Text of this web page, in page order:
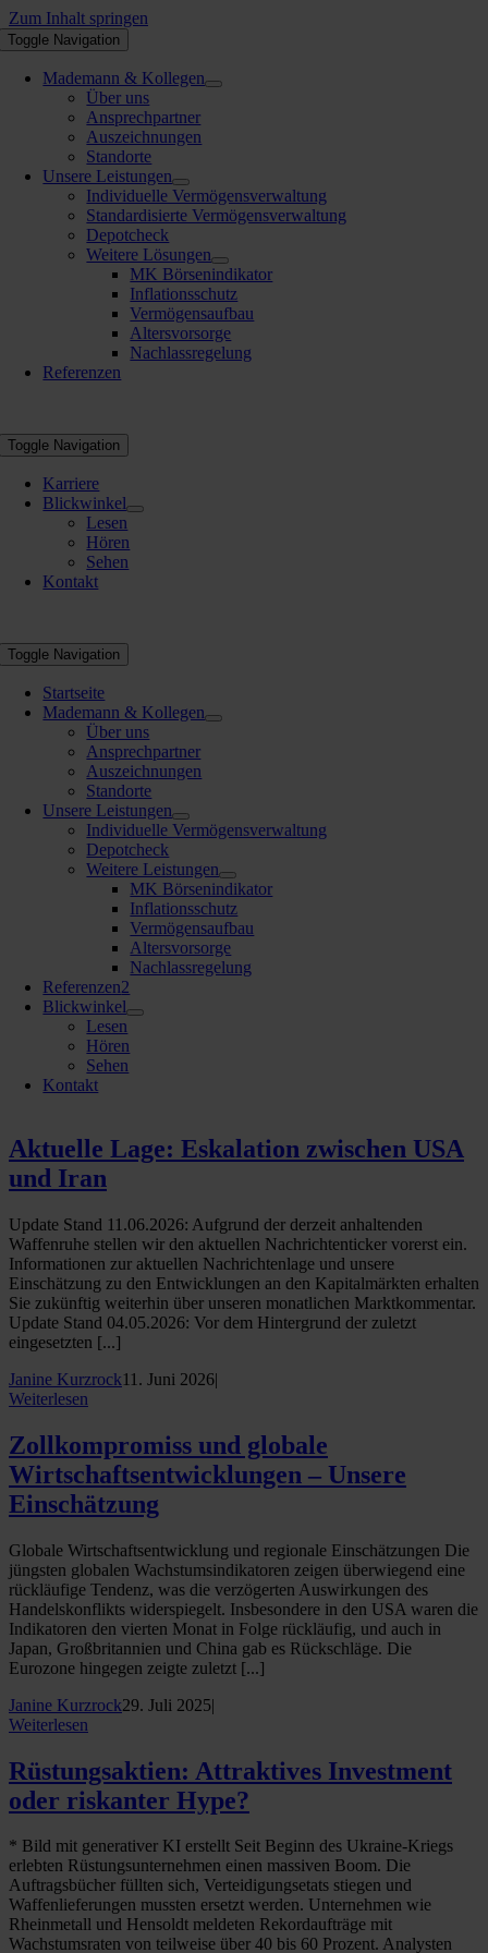
Zum Inhalt springen
Toggle Navigation
Mademann & Kollegen
Über uns
Ansprechpartner
Auszeichnungen
Standorte
Unsere Leistungen
Individuelle Vermögensverwaltung
Standardisierte Vermögensverwaltung
Depotcheck
Weitere Lösungen
MK Börsenindikator
Inflationsschutz
Vermögensaufbau
Altersvorsorge
Nachlassregelung
Referenzen
Toggle Navigation
Karriere
Blickwinkel
Lesen
Hören
Sehen
Kontakt
Toggle Navigation
Startseite
Mademann & Kollegen
Über uns
Ansprechpartner
Auszeichnungen
Standorte
Unsere Leistungen
Individuelle Vermögensverwaltung
Depotcheck
Weitere Leistungen
MK Börsenindikator
Inflationsschutz
Vermögensaufbau
Altersvorsorge
Nachlassregelung
Referenzen2
Blickwinkel
Lesen
Hören
Sehen
Kontakt
Aktuelle Lage: Eskalation zwischen USA
und Iran
Update Stand 11.06.2026: Aufgrund der derzeit anhaltenden
Waffenruhe stellen wir den aktuellen Nachrichtenticker vorerst ein.
Informationen zur aktuellen Nachrichtenlage und unsere
Einschätzung zu den Entwicklungen an den Kapitalmärkten erhalten
Sie zukünftig weiterhin über unseren monatlichen Marktkommentar.
Update Stand 04.05.2026: Vor dem Hintergrund der zuletzt
eingesetzten [...]
Janine Kurzrock11. Juni 2026|
Weiterlesen
Zollkompromiss und globale
Wirtschaftsentwicklungen – Unsere
Einschätzung
Globale Wirtschaftsentwicklung und regionale Einschätzungen Die
jüngsten globalen Wachstumsindikatoren zeigen überwiegend eine
rückläufige Tendenz, was die verzögerten Auswirkungen des
Handelskonflikts widerspiegelt. Insbesondere in den USA waren die
Indikatoren den vierten Monat in Folge rückläufig, und auch in
Japan, Großbritannien und China gab es Rückschläge. Die
Eurozone hingegen zeigte zuletzt [...]
Janine Kurzrock29. Juli 2025|
Weiterlesen
Rüstungsaktien: Attraktives Investment
oder riskanter Hype?
* Bild mit generativer KI erstellt Seit Beginn des Ukraine-Kriegs
erlebten Rüstungsunternehmen einen massiven Boom. Die
Auftragsbücher füllten sich, Verteidigungsetats stiegen und
Waffenlieferungen mussten ersetzt werden. Unternehmen wie
Rheinmetall und Hensoldt meldeten Rekordaufträge mit
Wachstumsraten von teilweise über 40 bis 60 Prozent. Analysten